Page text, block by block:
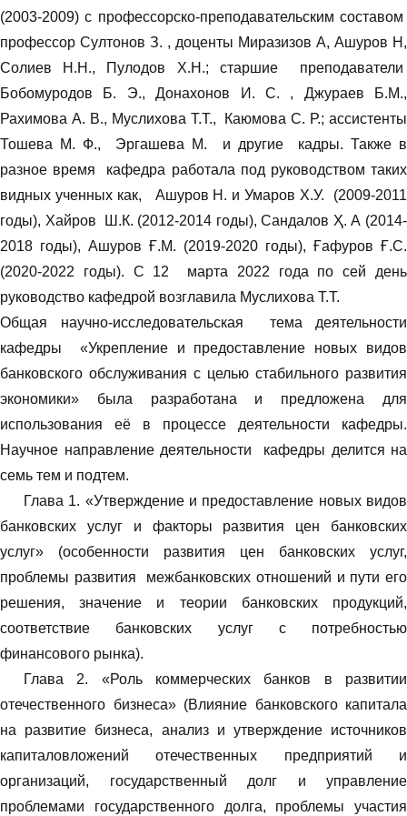
(2003-2009) с профессорско-преподавательским составом
профессор Султонов З. , доценты Миразизов А, Ашуров Н,
Солиев Н.Н., Пулодов Х.Н.; старшие преподаватели
Бобомуродов Б. Э., Донахонов И. С. , Джураев Б.М.,
Рахимова А. В., Муслихова Т.Т.,
Каюмова С. Р.; ассистенты
Тошева М. Ф., Эргашева М. и другие кадры. Также в
разное время кафедра работала под руководством таких
видных ученных как, Ашуров Н. и Умаров Х.У. (2009-2011
годы), Хайров Ш.К. (2012-2014 годы), Сандалов Ҳ. А (2014-
2018 годы), Ашуров Ғ.М. (2019-2020 годы), Ғафуров Ғ.С.
(2020-2022 годы). С 12
марта 2022 года по сей день
руководство кафедрой возглавила Муслихова Т.Т.
Общая научно-исследовательская тема деятельности
кафедры «Укрепление и предоставление новых видов
банковского обслуживания с целью стабильного развития
экономики» была разработана и предложена для
использования её в процессе деятельности кафедры.
Научное направление деятельности кафедры делится на
семь тем и подтем.
Глава 1. «Утверждение и предоставление новых видов
банковских услуг и факторы развития цен банковских
услуг» (особенности развития цен банковских услуг,
проблемы развития межбанковских отношений и пути его
решения, значение и теории банковских продукций,
соответствие банковских услуг с потребностью
финансового рынка).
Глава 2. «Роль коммерческих банков в развитии
отечественного бизнеса» (Влияние банковского капитала
на развитие бизнеса, анализ и утверждение источников
капиталовложений отечественных предприятий и
организаций, государственный долг и управление
проблемами государственного долга, проблемы участия